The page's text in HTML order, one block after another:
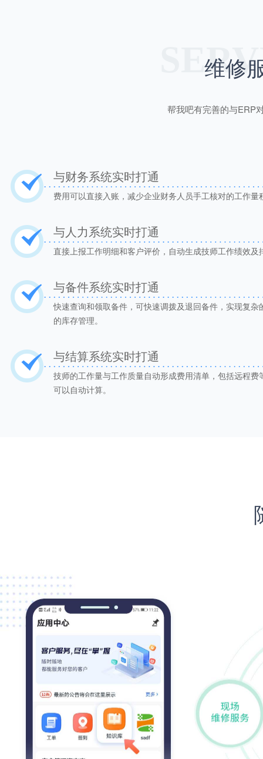
维修
帮我吧有完善的与ERP
与财务系统实时打通
费用可以直接入账，减少企业财务人员手工核对的工作量
与人力系统实时打通
直接上报工作明细和客户评价，自动生成技师工作绩效及
与备件系统实时打通
快速查询和领取备件，可快速调拨及退回备件，实现复杂
的库存管理。
与结算系统实时打通
技师的工作量与工作质量自动形成费用清单，包括远程费
可以自动计算。